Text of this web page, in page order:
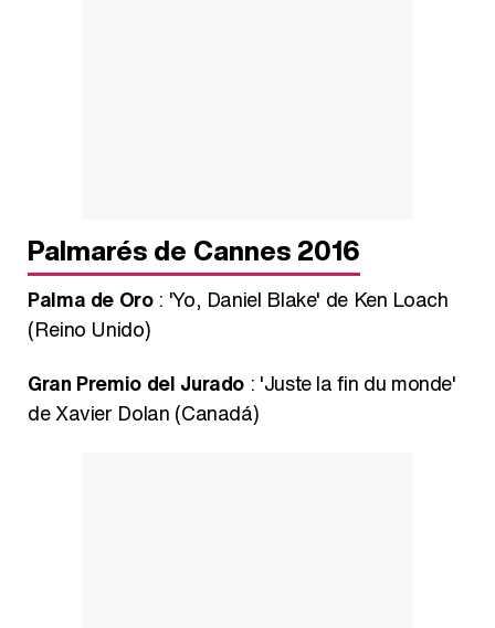
Palmarés de Cannes 2016
Palma de Oro: 'Yo, Daniel Blake' de Ken Loach
(Reino Unido)
Gran Premio del Jurado : 'Juste la fin du monde'
de Xavier Dolan (Canadá)